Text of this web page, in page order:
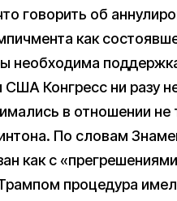
говорить об
как
необходима
США Конгресс ни разу
в отношении
По словам
как с
процедура